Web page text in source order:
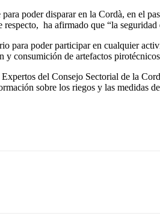
poder disparar en la Cordà, en el
respecto, ha afirmado que “la
poder participar en cualquier
y consumición de artefactos pirotécnicos
del Consejo Sectorial de la
sobre los riegos y las